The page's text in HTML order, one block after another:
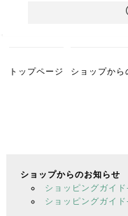
トップページ ショップから
ショップからのお知らせ
ショッピングガイ
ショッピングガイ